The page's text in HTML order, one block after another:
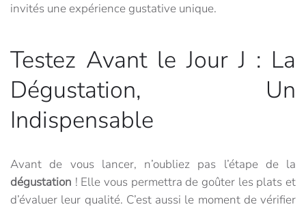
invités une expérience gustative unique.
Testez Avant le Jour J : La
Dégustation, Un
Indispensable
Avant de vous lancer, n’oubliez pas l’étape de la
dégustation ! Elle vous permettra de goûter les plats et
d’évaluer leur qualité. C’est aussi le moment de vérifier